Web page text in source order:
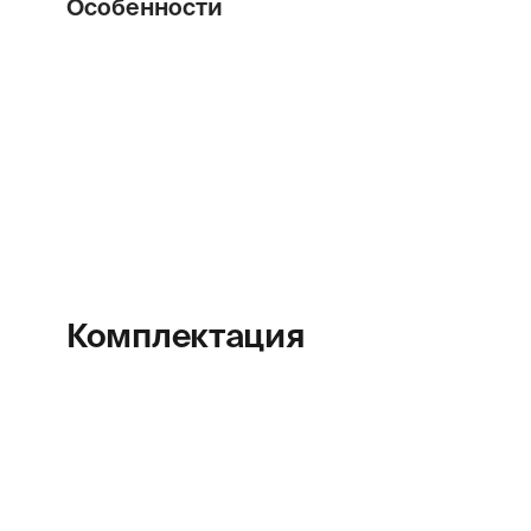
Особенности
Комплектация